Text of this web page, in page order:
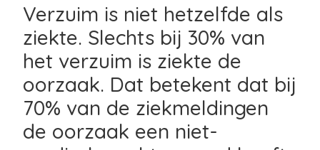
Verzuim is niet hetzelfde als
ziekte. Slechts bij 30% van
het verzuim is ziekte de
oorzaak. Dat betekent dat bij
70% van de ziekmeldingen
de oorzaak een niet-